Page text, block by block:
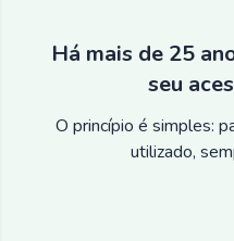
Há mais de 25
seu
O princípio é simples:
utilizado,